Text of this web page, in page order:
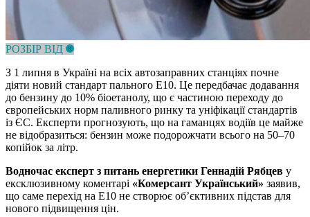
РОЗБІР ВІД
З 1 липня в Україні на всіх автозаправних станціях почне
діяти новий стандарт пального Е10. Це передбачає додавання
до бензину до 10% біоетанолу, що є частиною переходу до
європейських норм паливного ринку та уніфікації стандартів
із ЄС. Експерти прогнозують, що на гаманцях водіїв це майже
не відобразиться: бензин може подорожчати всього на 50–70
копійок за літр.
Водночас експерт з питань енергетики Геннадій Рябцев у
ексклюзивному коментарі «Комерсант Український» заявив,
що саме перехід на Е10 не створює об’єктивних підстав для
нового підвищення цін.